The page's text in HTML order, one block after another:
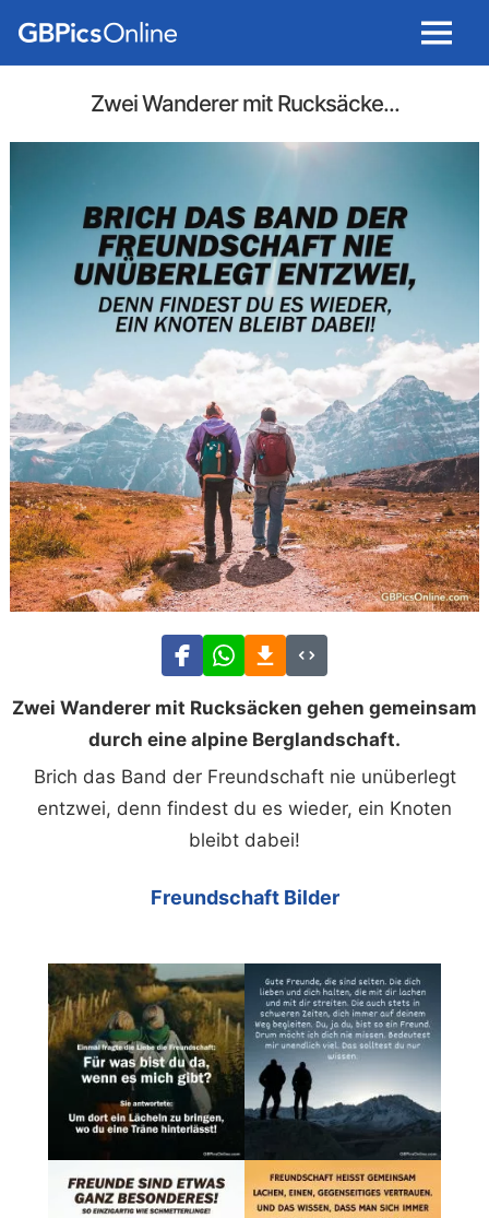
Menu
Zwei Wanderer mit Rucksäcke...
Zwei Wanderer mit Rucksäcken gehen gemeinsam
durch eine alpine Berglandschaft.
Brich das Band der Freundschaft nie unüberlegt
entzwei, denn findest du es wieder, ein Knoten
bleibt dabei!
Freundschaft Bilder